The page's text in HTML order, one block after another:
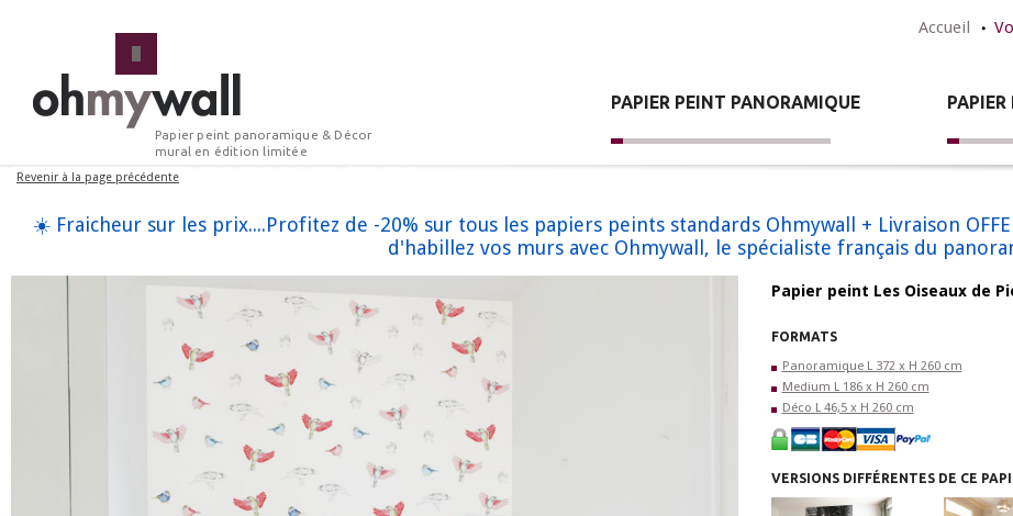
Accueil
Papier peint panoramique & Décor
mural en édition limitée
PAPIER PEINT PANORAMIQUE
☀️ Fraicheur sur les prix....Profitez de -20% sur tous les papiers peints standards Ohmywall + Livraison
d'habillez vos murs avec Ohmywall, le spécialiste français du
Papier peint Les Oiseaux de
FORMATS
Panoramique L 372 x H 260 cm
Medium L 186 x H 260 cm
Déco L 46,5 x H 260 cm
VERSIONS DIFFÉRENTES DE CE